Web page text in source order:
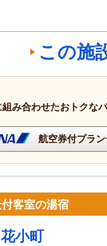
この施
み合わせたおトクな
航空券付プラ
客室の湯宿
小町